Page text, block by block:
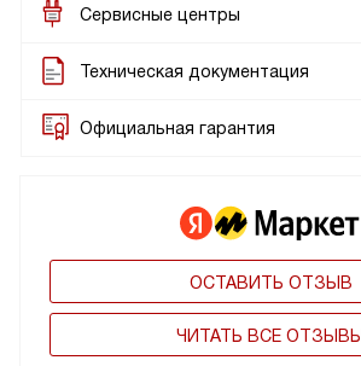
Сервисные центры
Техническая документация
Официальная гарантия
ОСТАВИТЬ ОТЗЫВ
ЧИТАТЬ ВСЕ ОТЗЫВЫ